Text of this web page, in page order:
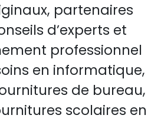
partenaires
d’experts et
professionnel
en informatique,
de bureau,
scolaires en